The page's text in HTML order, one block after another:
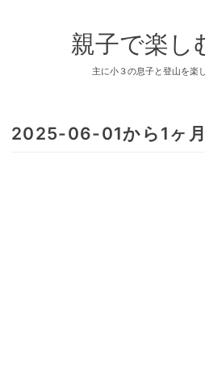
親子で楽し
主に小３の息子と登山を楽
2025-06-01から1ヶ